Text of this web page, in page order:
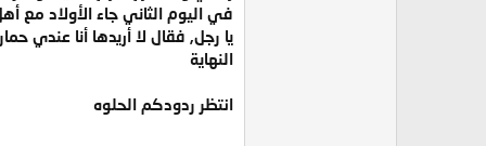
في اليوم الثاني جاء الأولاد مع
يا رجل, فقال لا أريدها أنا
النهاية
انتظر ردودكم الحلوه